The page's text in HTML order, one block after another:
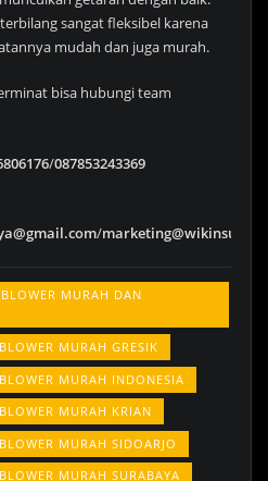
sangat fleksibel karena
mudah dan juga murah.
bisa hubungi team
/087853243369
/
MURAH DAN
MURAH GRESIK
MURAH INDONESIA
MURAH KRIAN
MURAH SIDOARJO
MURAH SURABAYA